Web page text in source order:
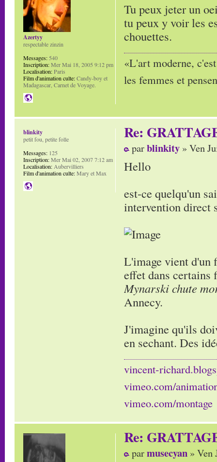
Tu peux jeter un
tu peux y voir les
chouettes.
«L'art moderne,
les femmes et
Azertyy
respectable zinzin
Messages:540
Inscription:Mer Mai 18, 2005 9:12 pm
Localisation:Paris
Film d'animation culte:Candy-boy et
Madagascar, Carnet de Voyage.
Re:
parblinkity » Ven
Hello
est-ce quelqu'un
intervention direct
L'image vient
effet dans
Mynarski chute
Annecy.
J'imagine qu'ils
en sechant. Des
vincent-
vimeo.com/
vimeo.com/montage
blinkity
petit fou, petite folle
Messages: 125
Inscription:Mer Mai 02, 2007 7:12 am
Localisation:Aubervilliers
Film d'animation culte:Mary et Max
Re:
parmusecyan » Ven